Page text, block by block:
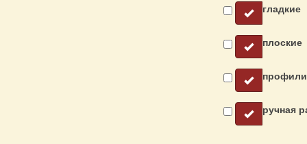
гладкие
плоские
ручная